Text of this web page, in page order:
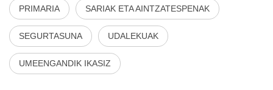
PRIMARIA SARIAK ETA AINTZATESPENAK
SEGURTASUNA UDALEKUAK
UMEENGANDIK IKASIZ